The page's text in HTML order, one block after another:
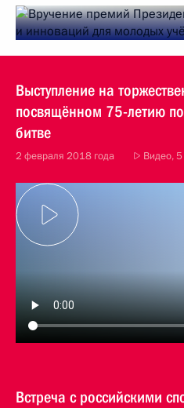
Выступление на
посвящённом 75-летию
битве
2 февраля 2018 года Видео,
Встреча с российскими